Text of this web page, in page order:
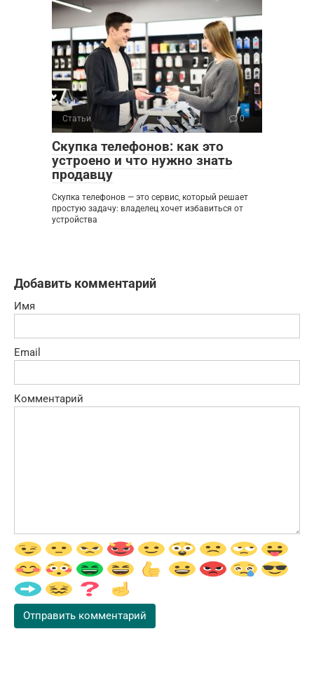
Статьи 0
Скупка телефонов: как это
устроено и что нужно знать
продавцу
Скупка телефонов — это сервис, который решает
простую задачу: владелец хочет избавиться от
устройства
Добавить комментарий
Имя
Email
Комментарий